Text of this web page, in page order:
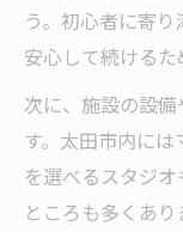
太田市
ピラテ
方法
運動習慣が
ピラテ
初心者
う。初心者に寄
安心して続けるた
次に、施設の設
す。太田市内に
を選べるスタジ
ところも多くあ